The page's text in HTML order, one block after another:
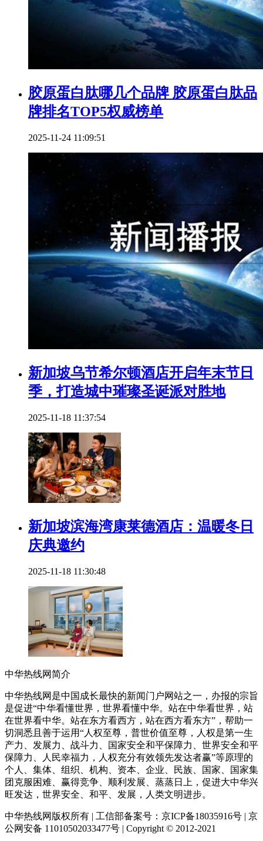
胶原蛋白肽哪几个品牌 胶原蛋白肽品
牌排名TOP5权威榜单
2025-11-24 11:09:51
新加坡乌节希尔顿酒店开启年末节日
季，打造城中璀璨圣诞派对胜地
2025-11-18 11:37:54
新加坡滨海湾康莱德酒店：温暖冬日
庆典邀约
2025-11-18 11:30:48
中华热线网简介
中华热线网是中国成长最快的新闻门户网站之一，办报的宗旨
是促进“中华看懂世界，世界看懂中华。站在中华看世界，站
在世界看中华。站在东方看西方，站在西方看东方”，帮助一
切洞悉且善于运用“人权至尊，普世价值至尊，人权是第一生
产力、发展力、战斗力、国家安全和平保障力、世界安全和平
保障力、人民幸福力，人权充分有效领先发达者赢”等原理的
个人、集体、组织、机构、资本、企业、民族、国家、国家集
团克服困难、赢得竞争、顺利发展、蒸蒸日上，促进大中华兴
旺发达，世界安全、和平、发展，人类文明进步。
中华热线网版权所有 | 工信部备案号：京ICP备18035916号 | 京
公网安备 11010502033477号 | Copyright © 2012-2021